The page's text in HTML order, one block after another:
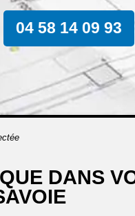
04 58 14 09 93
DANS